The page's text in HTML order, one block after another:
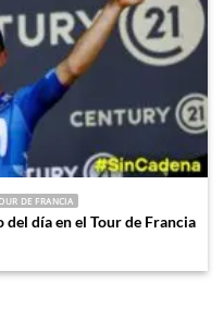
DE FRANCIA
día en el Tour de Francia